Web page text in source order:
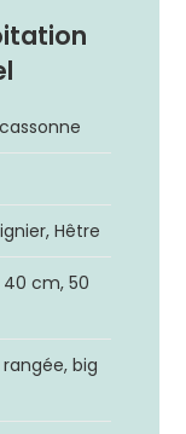
Hêtre
40 cm, 50
big